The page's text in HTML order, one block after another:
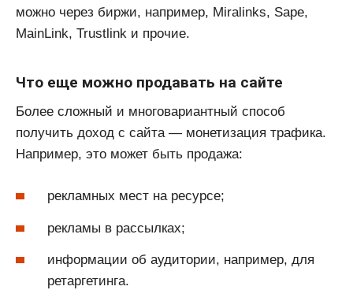
можно через биржи, например, Miralinks, Sape,
MainLink, Trustlink и прочие.
Что еще можно продавать на сайте
Более сложный и многовариантный способ
получить доход с сайта — монетизация трафика.
Например, это может быть продажа:
рекламных мест на ресурсе;
рекламы в рассылках;
информации об аудитории, например, для
ретаргетинга.